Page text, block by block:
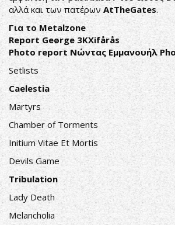
αλλά και των πατέρωνAtTheGates.
Για το Metalzone
Report Geørge 3KXifårås
Photo report Νώντας Εμμανουήλ
Setlists
Caelestia
Martyrs
Chamber of Torments
Initium Vitae Et Mortis
Devils Game
Tribulation
Lady Death
Melancholia